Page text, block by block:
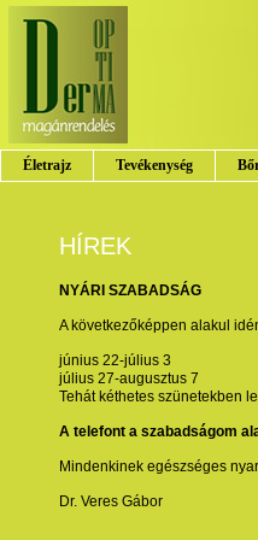
Életrajz Tevékenység
HÍREK
NYÁRI SZABADSÁG
A következőképpen alakul
június 22-július 3
július 27-augusztus 7
Tehát kéthetes szünetekben
A telefont a szabadságom
Mindenkinek egészséges
Dr. Veres Gábor